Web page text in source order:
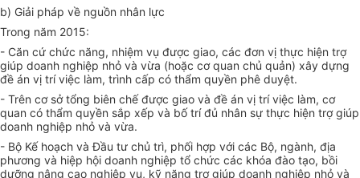
b) Giải pháp về nguồn nhân lực
Trong năm 2015:
- Căn cứ chức năng, nhiệm vụ được giao, các đơn vị thực hiện trợ
giúp doanh nghiệp nhỏ và vừa (hoặc cơ quan chủ quản) xây dựng
đề án vị trí việc làm, trình cấp có thẩm quyền phê duyệt.
- Trên cơ sở tổng biên chế được giao và đề án vị trí việc làm, cơ
quan có thẩm quyền sắp xếp và bố trí đủ nhân sự thực hiện trợ giúp
doanh nghiệp nhỏ và vừa.
- Bộ Kế hoạch và Đầu tư chủ trì, phối hợp với các Bộ, ngành, địa
phương và hiệp hội doanh nghiệp tổ chức các khóa đào tạo, bồi
dưỡng nâng cao nghiệp vụ, kỹ năng trợ giúp doanh nghiệp nhỏ và